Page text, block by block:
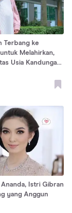
Terbang ke
Melahirkan,
Usia Kandungan
Ananda, Istri Gibran
yang Anggun